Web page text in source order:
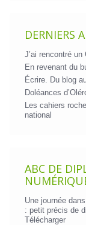
DERNIERS
J’ai rencontré un
En revenant du
Écrire. Du blog
Doléances
Les cahiers
national
ABC DE
Une journée
: petit précis de
Télécharger